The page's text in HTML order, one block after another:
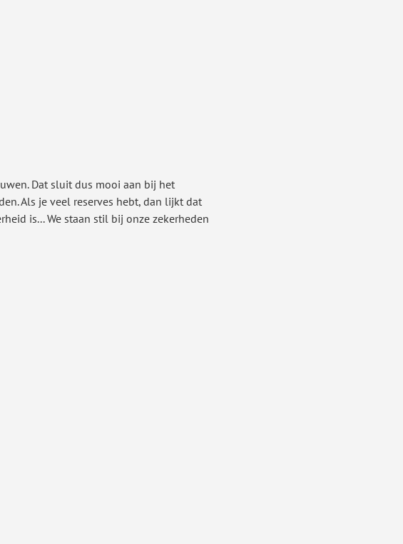
Dat sluit dus mooi aan bij het
Als je veel reserves hebt, dan lijkt dat
is... We staan stil bij onze zekerheden